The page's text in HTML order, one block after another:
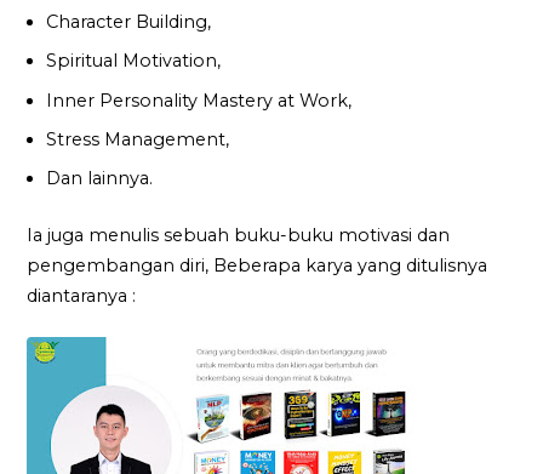
Character Building,
Spiritual Motivation,
Inner Personality Mastery at Work,
Stress Management,
Dan lainnya.
Ia juga menulis sebuah buku-buku motivasi dan
pengembangan diri, Beberapa karya yang ditulisnya
diantaranya :